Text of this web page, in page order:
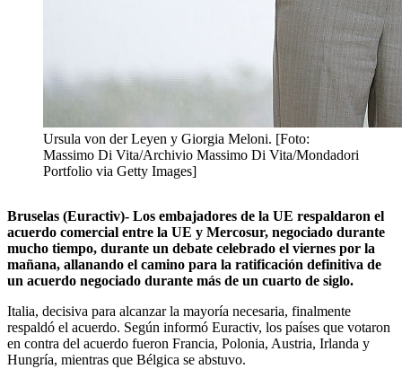
Ursula von der Leyen y Giorgia Meloni. [Foto:
Massimo Di Vita/Archivio Massimo Di Vita/Mondadori
Portfolio via Getty Images]
Bruselas (Euractiv)- Los embajadores de la UE respaldaron el
acuerdo comercial entre la UE y Mercosur, negociado durante
mucho tiempo, durante un debate celebrado el viernes por la
mañana, allanando el camino para la ratificación definitiva de
un acuerdo negociado durante más de un cuarto de siglo.
Italia, decisiva para alcanzar la mayoría necesaria, finalmente
respaldó el acuerdo. Según informó Euractiv, los países que votaron
en contra del acuerdo fueron Francia, Polonia, Austria, Irlanda y
Hungría, mientras que Bélgica se abstuvo.